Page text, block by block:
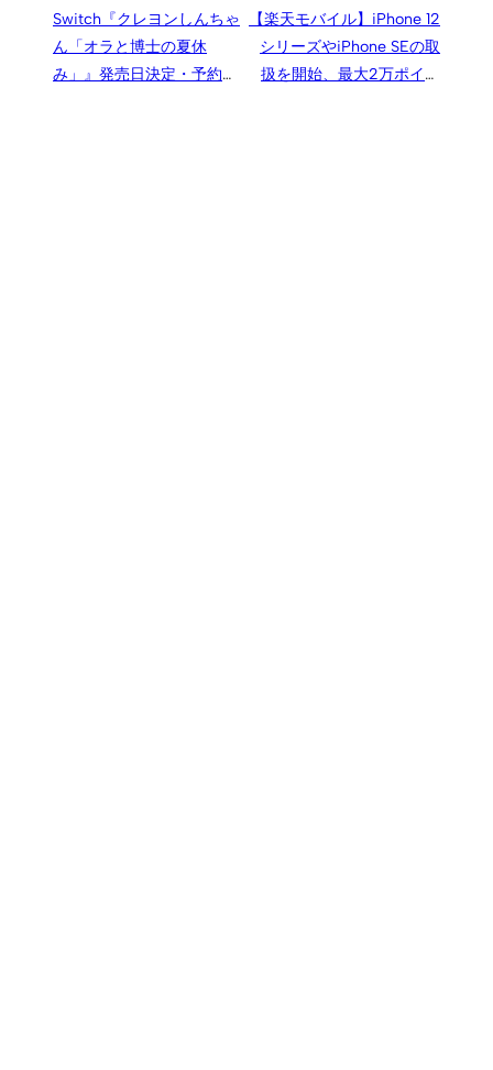
Switch『クレヨンしんちゃ
ん「オラと博士の夏休
み」』発売日決定・予約受
【楽天モバイル】iPhone 12
シリーズやiPhone SEの取
扱を開始、最大2万ポイン